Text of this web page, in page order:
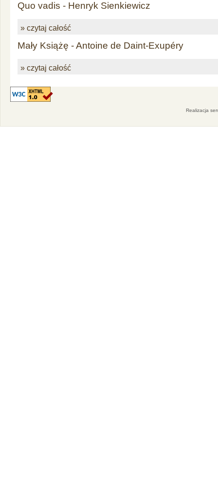
Quo vadis - Henryk Sienkiewicz
» czytaj całość
Mały Książę - Antoine de Daint-Exupéry
» czytaj całość
Realizacja